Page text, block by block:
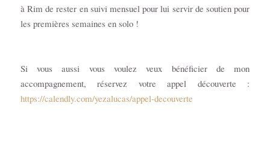
à Rim de rester en suivi mensuel pour lui servir de soutien pour
les premières semaines en solo !
Si vous aussi vous voulez veux bénéficier de mon
accompagnement, réservez votre appel découverte :
https://calendly.com/yezalucas/appel-decouverte